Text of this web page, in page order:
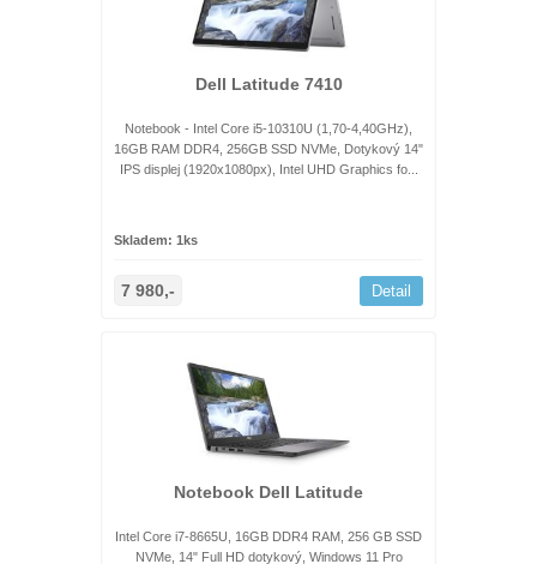
Dell Latitude 7410
Notebook - Intel Core i5-10310U (1,70-4,40GHz),
16GB RAM DDR4, 256GB SSD NVMe, Dotykový 14"
IPS displej (1920x1080px), Intel UHD Graphics fo...
Skladem: 1ks
7 980,- Detail
Notebook Dell Latitude
Intel Core i7-8665U, 16GB DDR4 RAM, 256 GB SSD
NVMe, 14" Full HD dotykový, Windows 11 Pro